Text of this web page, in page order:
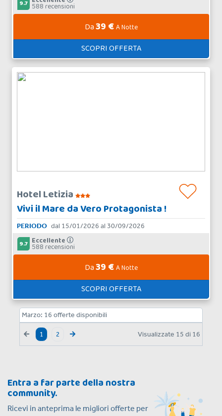
9.7 588 recensioni
Da39 €A Notte
SCOPRI OFFERTA
Hotel Letizia
Vivi il Mare da Vero Protagonista !
PERIODO dal 15/01/2026 al 30/09/2026
9.7 Eccellente
588 recensioni
Da39 €A Notte
SCOPRI OFFERTA
Marzo: 16 offerte disponibili
1 2 Visualizzate 15 di 16
Entra a far parte della nostra
community.
Ricevi in anteprima le migliori offerte per